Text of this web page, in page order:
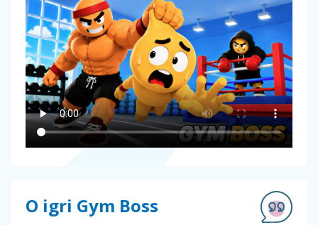
O igri Gym Boss